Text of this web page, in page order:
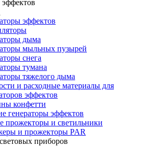
эффектов
эффектов
дыма
мыльных пузырей
снега
тумана
тяжелого дыма
и расходные материалы для
эффектов
конфетти
генераторы эффектов
прожекторы и светильники
и прожекторы PAR
приборов